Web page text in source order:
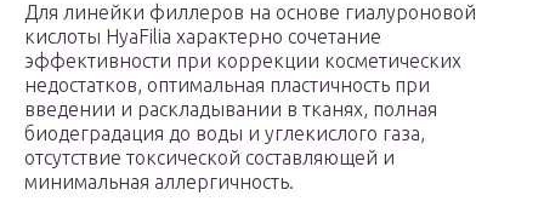
Для линейки филлеров на основе гиалуроновой
кислоты HyaFilia характерно сочетание
эффективности при коррекции косметических
недостатков, оптимальная пластичность при
введении и раскладывании в тканях, полная
биодеградация до воды и углекислого газа,
отсутствие токсической составляющей и
минимальная аллергичность.